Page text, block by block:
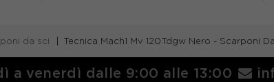
da sci Tecnica Mach1 Mv 120Tdgw Nero - Scarponi
a venerdì dalle 9:00 alle 13:00